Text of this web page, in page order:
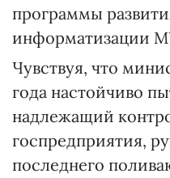
программы
информатизации
Чувствуя, что
года настойчиво
надлежащий
госпредприятия,
последнего